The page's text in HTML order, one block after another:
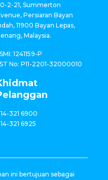
2-21, Summerton
Persiaran Bayan
11900 Bayan Lepas,
Malaysia.
1241159-P
No: P11-2201-32000010
321 6900
321 6925
ini bertujuan sebagai